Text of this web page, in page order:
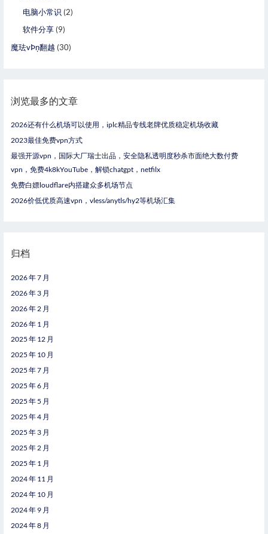
电脑小常识 (2)
软件分享 (9)
魔珐vÞņ翻越 (30)
浏览最多的文章
2026还有什么机场可以使用，iplc精品专线老牌优质稳定机场收藏
2023最佳免费vpn方式
最强开源vpn，国际大厂瑞士出品，安全隐私透明度秒杀市面绝大数付费
vpn，免费4k8kYouTube，解锁chatgpt，netfilx
免费白嫖loudflare内搭建众多机场节点
2026价低优质高速vpn，vless/anytls/hy2等机场汇集
归档
2026 年 7 月
2026 年 3 月
2026 年 2 月
2026 年 1 月
2025 年 12 月
2025 年 10 月
2025 年 7 月
2025 年 6 月
2025 年 5 月
2025 年 4 月
2025 年 3 月
2025 年 2 月
2025 年 1 月
2024 年 11 月
2024 年 10 月
2024 年 9 月
2024 年 8 月